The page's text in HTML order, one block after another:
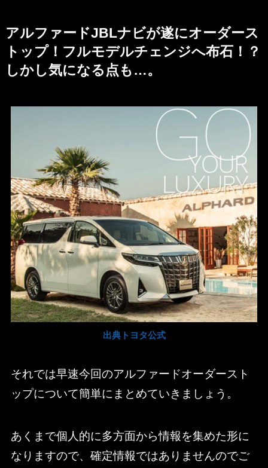
アルファードJBLナビが遂にオーダース
トップ！フルモデルチェンジへ布石！？
しかし気になる点も…。
出典トヨタ公式
それでは早速今回のアルファードオーダースト
ップについて簡単にまとめていきましょう。
あくまで個人的に多方面から情報を集めた形に
なりますので、確定情報ではありませんのでご